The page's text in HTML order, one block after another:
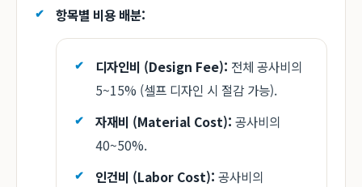
항목별 비용 배분:
디자인비 (Design Fee): 전체 공사비의
5~15% (셀프 디자인 시 절감 가능).
자재비 (Material Cost): 공사비의
40~50%.
인건비 (Labor Cost): 공사비의